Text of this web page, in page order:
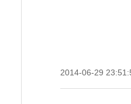
2014-06-29